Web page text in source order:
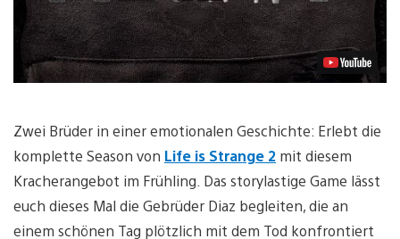
Zwei Brüder in einer emotionalen Geschichte: Erlebt die
komplette Season von Life is Strange 2 mit diesem
Kracherangebot im Frühling. Das storylastige Game lässt
euch dieses Mal die Gebrüder Diaz begleiten, die an
einem schönen Tag plötzlich mit dem Tod konfrontiert